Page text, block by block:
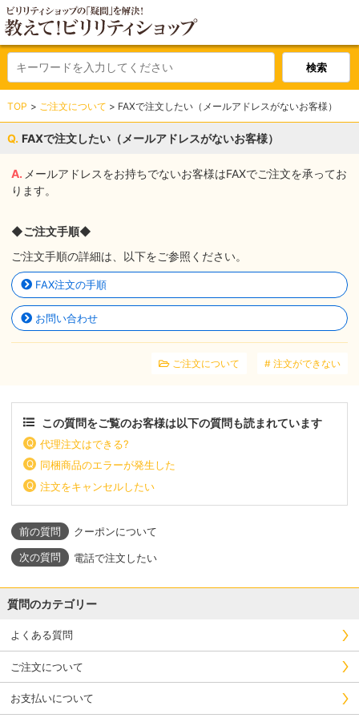
TOP ご注文について FAXで注文したい（メールアドレスがないお客様）
FAXで注文したい（メールアドレスがないお客様）
メールアドレスをお持ちでないお客様はFAXでご注文を承ってお
ります。
◆ご注文手順◆
ご注文手順の詳細は、以下をご参照ください。
FAX注文の手順
お問い合わせ
ご注文について 注文ができない
この質問をご覧のお客様は以下の質問も読まれています
代理注文はできる?
同梱商品のエラーが発生した
注文をキャンセルしたい
クーポンについて
電話で注文したい
質問のカテゴリー
よくある質問
ご注文について
お支払いについて